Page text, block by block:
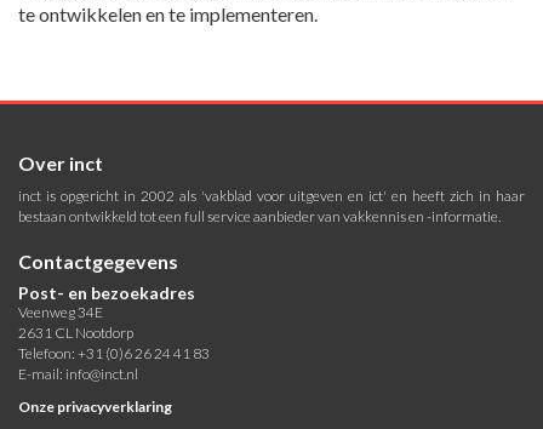
te ontwikkelen en te implementeren.
Over inct
inct is opgericht in 2002 als 'vakblad voor uitgeven en ict' en heeft zich in haar
bestaan ontwikkeld tot een full service aanbieder van vakkennis en -informatie.
Contactgegevens
Post- en bezoekadres
Veenweg 34E
2631 CL Nootdorp
Telefoon: +31 (0)6 26 24 41 83
E-mail: info@inct.nl
Onze privacyverklaring